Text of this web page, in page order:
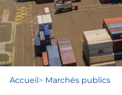
Accueil> Marchés publics